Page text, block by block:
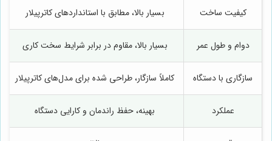
کیفیت ساخت بسیار بالا، مطابق با استانداردهای کاترپیلار
دوام و طول عمر بسیار بالا، مقاوم در برابر شرایط سخت کاری
سازگاری با دستگاه کاملاً سازگار، طراحی شده برای مدل‌های کاترپیلار
عملکرد بهینه، حفظ راندمان و کارایی دستگاه